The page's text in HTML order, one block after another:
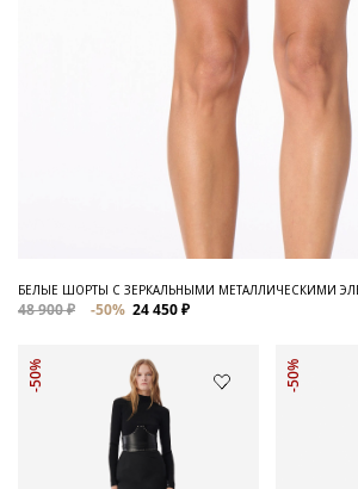
БЕЛЫЕ ШОРТЫ С ЗЕРКАЛЬНЫМИ МЕТАЛЛИЧЕСКИМИ
48 900 ₽ -50% 24 450 ₽
-50% -50%